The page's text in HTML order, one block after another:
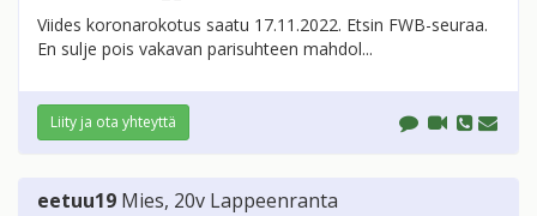
Viides koronarokotus saatu 17.11.2022. Etsin FWB-seuraa.
En sulje pois vakavan parisuhteen mahdol...
Liity ja ota yhteyttä
eetuu19 Mies, 20v Lappeenranta